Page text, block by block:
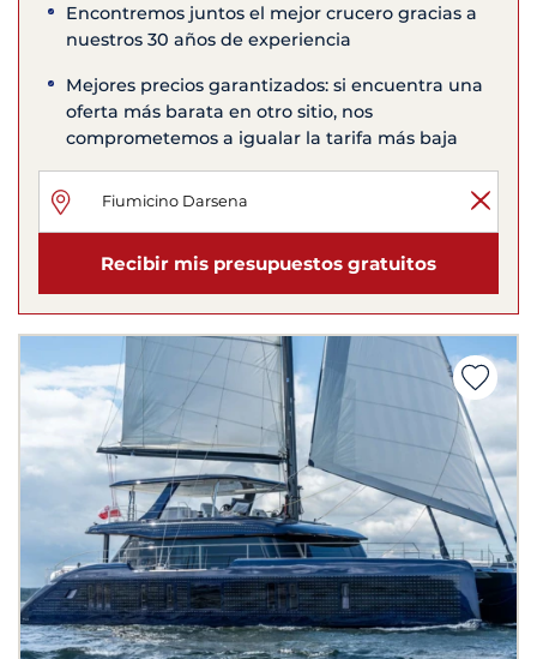
Encontremos juntos el mejor crucero gracias a
nuestros 30 años de experiencia
Mejores precios garantizados: si encuentra una
oferta más barata en otro sitio, nos
comprometemos a igualar la tarifa más baja
Recibir mis presupuestos gratuitos